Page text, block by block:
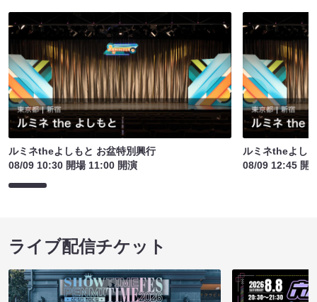
ルミネtheよしもと お盆特別興行
08/09 10:30 開場 11:00 開演
ルミネtheよし
08/09 12:45 開
ライブ配信チケット